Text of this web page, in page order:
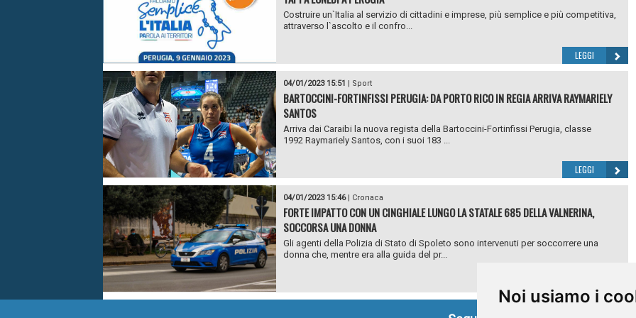
Noi usiamo i
Costruire un`Italia al servizio di cittadini e imprese, più semplice e più competitiva,
attraverso l`ascolto e il confro...
LEGGI
04/01/2023 15:51 Sport
BARTOCCINI-FORTINFISSI PERUGIA: DA PORTO RICO IN REGIA ARRIVA RAYMARIELY
SANTOS
Arriva dai Caraibi la nuova regista della Bartoccini-Fortinfissi Perugia, classe
1992 Raymariely Santos, con i suoi 183 ...
LEGGI
04/01/2023 15:46| Cronaca
FORTE IMPATTO CON UN CINGHIALE LUNGO LA STATALE 685 DELLA VALNERINA,
SOCCORSA UNA DONNA
Gli agenti della Polizia di Stato di Spoleto sono intervenuti per soccorrere una
donna che, mentre era alla guida del pr...